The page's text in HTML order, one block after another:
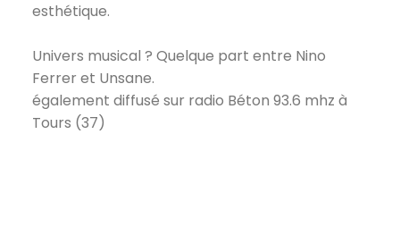
esthétique.
Univers musical ? Quelque part entre Nino
Ferrer et Unsane.
également diffusé sur radio Béton 93.6 mhz à
Tours (37)